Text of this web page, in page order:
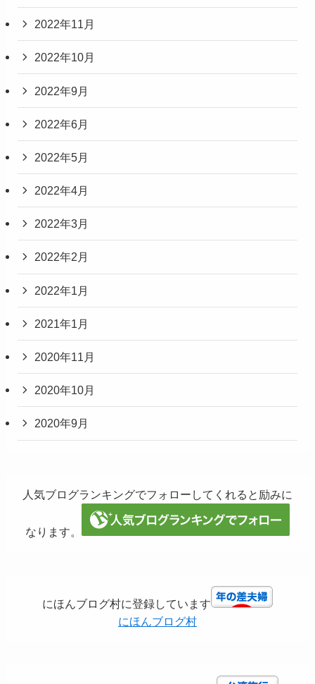
2022年11月
2022年10月
2022年9月
2022年6月
2022年5月
2022年4月
2022年3月
2022年2月
2022年1月
2021年1月
2020年11月
2020年10月
2020年9月
人気ブログランキングでフォローしてくれると励みに
なります。
にほんブログ村に登録しています
にほんブログ村